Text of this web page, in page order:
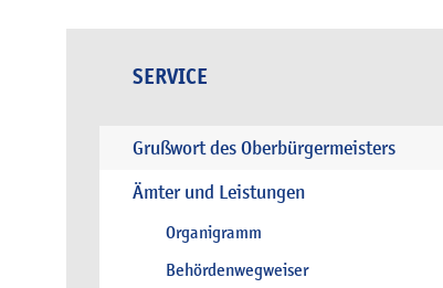
SERVICE
Grußwort des Oberbürgermeisters
Ämter und Leistungen
Organigramm
Behördenwegweiser